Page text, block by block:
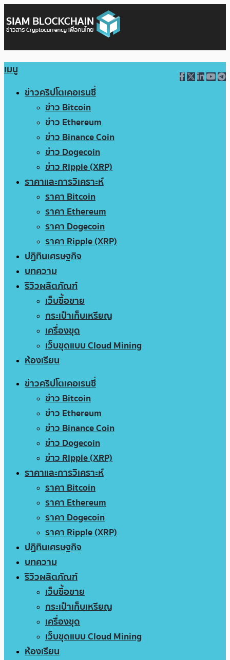
เมนู
ข่าวคริปโตเคอเรนซี่
ข่าว Bitcoin
ข่าว Ethereum
ข่าว Binance Coin
ข่าว Dogecoin
ข่าว Ripple (XRP)
ราคาและการวิเคราะห์
ราคา Bitcoin
ราคา Ethereum
ราคา Dogecoin
ราคา Ripple (XRP)
ปฏิทินเศรษฐกิจ
บทความ
รีวิวผลิตภัณฑ์
เว็บซื้อขาย
กระเป๋าเก็บเหรียญ
เครื่องขุด
เว็บขุดแบบ Cloud Mining
ห้องเรียน
ข่าวคริปโตเคอเรนซี่
ข่าว Bitcoin
ข่าว Ethereum
ข่าว Binance Coin
ข่าว Dogecoin
ข่าว Ripple (XRP)
ราคาและการวิเคราะห์
ราคา Bitcoin
ราคา Ethereum
ราคา Dogecoin
ราคา Ripple (XRP)
ปฏิทินเศรษฐกิจ
บทความ
รีวิวผลิตภัณฑ์
เว็บซื้อขาย
กระเป๋าเก็บเหรียญ
เครื่องขุด
เว็บขุดแบบ Cloud Mining
ห้องเรียน